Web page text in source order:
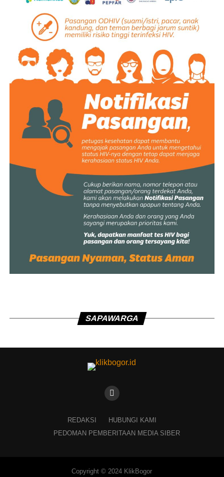
SAPAWARGA
REDAKSI
HUBUNGI KAMI
PEDOMAN PEMBERITAAN MEDIA SIBER
Copyright © 2024 KlikBogor